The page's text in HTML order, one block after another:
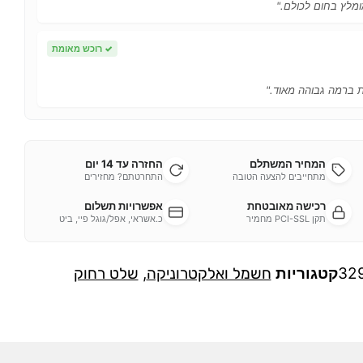
בחום לכולם."
✓ רוכש מאומת
ברמה גבוהה מאוד."
המחיר המשתלם
מתחייבים להצעה הטובה
החזרה עד 14 יום
התחרטתם? מחזירים
רכישה מאובטחת
תקן PCI-SSL מחמיר
אפשרויות תשלום
כ.אשראי, אפל/גוגל פיי, ביט
קטגוריות חשמל ואלקטרוניקה, שלט רחוק